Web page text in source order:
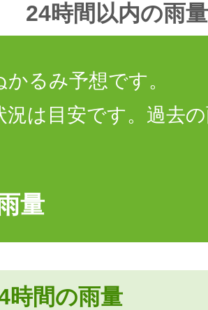
24時間以内の雨
るみ予想です。
は目安です。過去
量
時間の雨量